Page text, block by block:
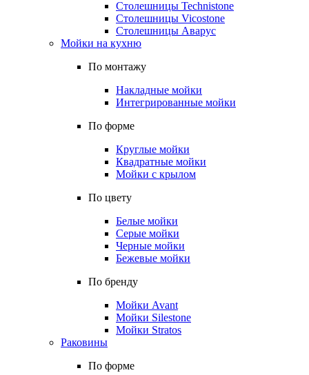
Столешницы Technistone
Столешницы Vicostone
Столешницы Аварус
Мойки на кухню
По монтажу
Накладные мойки
Интегрированные мойки
По форме
Круглые мойки
Квадратные мойки
Мойки с крылом
По цвету
Белые мойки
Серые мойки
Черные мойки
Бежевые мойки
По бренду
Мойки Avant
Мойки Silestone
Мойки Stratos
Раковины
По форме